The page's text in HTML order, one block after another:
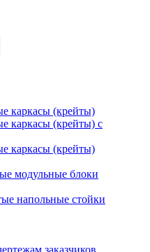
каркасы (крейты)
каркасы (крейты) с
каркасы (крейты)
модульные блоки
напольные стойки
заказчиков